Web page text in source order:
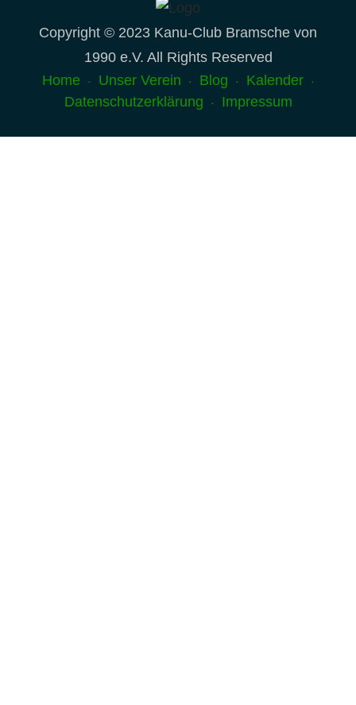
Copyright © 2023 Kanu-Club Bramsche von
1990 e.V. All Rights Reserved
Home
Unser Verein Blog
Kalender
Datenschutzerklärung
Impressum